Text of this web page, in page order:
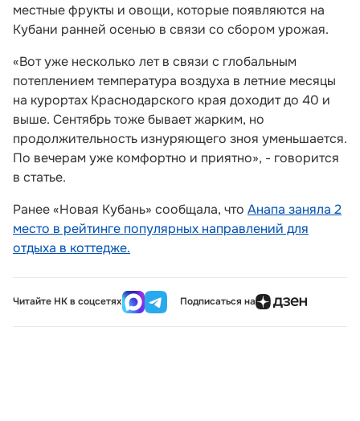
местные фрукты и овощи, которые появляются на
Кубани ранней осенью в связи со сбором урожая.
«Вот уже несколько лет в связи с глобальным
потеплением температура воздуха в летние месяцы
на курортах Краснодарского края доходит до 40 и
выше. Сентябрь тоже бывает жарким, но
продолжительность изнуряющего зноя уменьшается.
По вечерам уже комфортно и приятно», - говорится
в статье.
Ранее «Новая Кубань» сообщала, что Анапа заняла 2
место в рейтинге популярных направлений для
отдыха в коттедже.
Читайте НК в соцсетях Подписаться на